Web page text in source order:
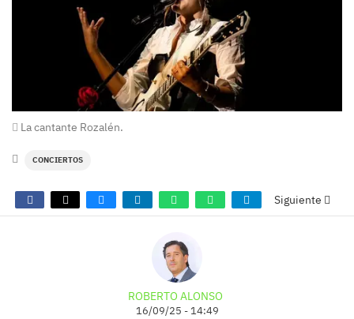
La cantante Rozalén.
CONCIERTOS
Siguiente
ROBERTO ALONSO
16/09/25 - 14:49